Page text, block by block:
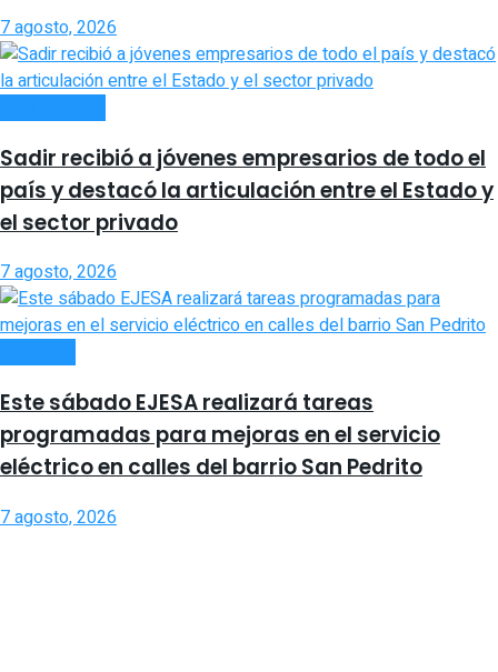
7 agosto, 2026
Sadir recibió a jóvenes empresarios de todo el
país y destacó la articulación entre el Estado y
el sector privado
7 agosto, 2026
Este sábado EJESA realizará tareas
programadas para mejoras en el servicio
eléctrico en calles del barrio San Pedrito
7 agosto, 2026